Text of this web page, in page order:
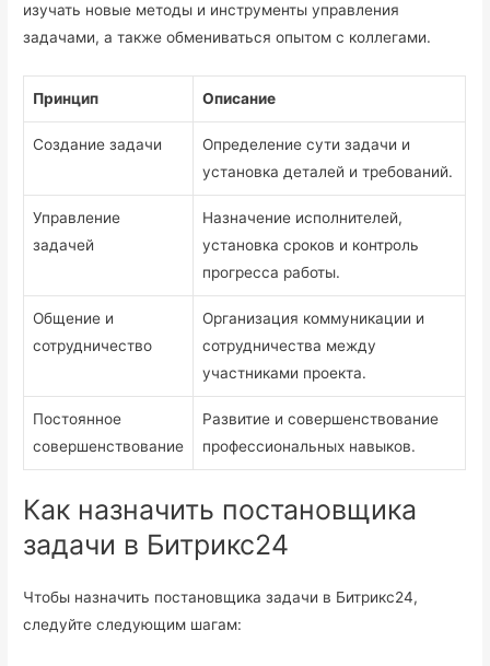
изучать новые методы и инструменты управления
задачами, а также обмениваться опытом с коллегами.
Принцип Описание
Создание задачи
Определение сути задачи и
установка деталей и требований.
Управление
задачей
Назначение исполнителей,
установка сроков и контроль
прогресса работы.
Общение и
сотрудничество
Организация коммуникации и
сотрудничества между
участниками проекта.
Постоянное
совершенствование
Развитие и совершенствование
профессиональных навыков.
Как назначить постановщика
задачи в Битрикс24
Чтобы назначить постановщика задачи в Битрикс24,
следуйте следующим шагам: